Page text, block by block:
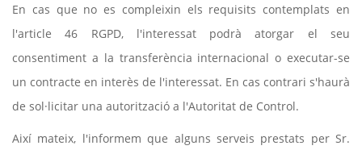
En cas que no es compleixin els requisits contemplats en
l'article 46 RGPD, l'interessat podrà atorgar el seu
consentiment a la transferència internacional o executar-se
un contracte en interès de l'interessat. En cas contrari s'haurà
de sol·licitar una autorització a l'Autoritat de Control.
Així mateix, l'informem que alguns serveis prestats per Sr.